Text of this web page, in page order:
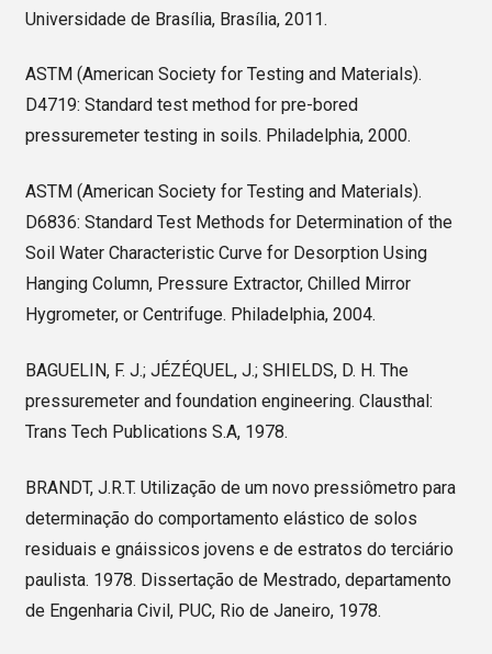
Universidade de Brasília, Brasília, 2011.
ASTM (American Society for Testing and Materials).
D4719: Standard test method for pre-bored
pressuremeter testing in soils. Philadelphia, 2000.
ASTM (American Society for Testing and Materials).
D6836: Standard Test Methods for Determination of the
Soil Water Characteristic Curve for Desorption Using
Hanging Column, Pressure Extractor, Chilled Mirror
Hygrometer, or Centrifuge. Philadelphia, 2004.
BAGUELIN, F. J.; JÉZÉQUEL, J.; SHIELDS, D. H. The
pressuremeter and foundation engineering. Clausthal:
Trans Tech Publications S.A, 1978.
BRANDT, J.R.T. Utilização de um novo pressiômetro para
determinação do comportamento elástico de solos
residuais e gnáissicos jovens e de estratos do terciário
paulista. 1978. Dissertação de Mestrado, departamento
de Engenharia Civil, PUC, Rio de Janeiro, 1978.